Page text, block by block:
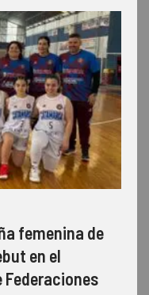
femenina de
en el